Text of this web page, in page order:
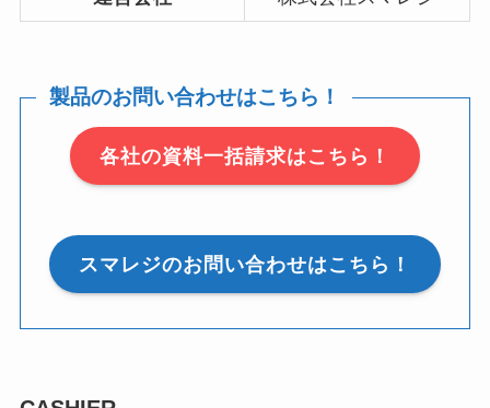
製品のお問い合わせはこちら！
各社の資料一括請求はこちら！
スマレジのお問い合わせはこちら！